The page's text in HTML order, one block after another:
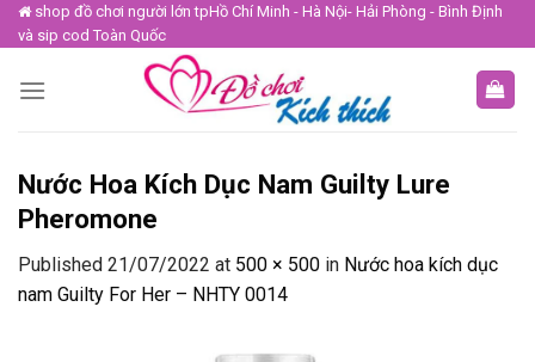
Skip
to
shop đồ chơi người lớn tpHồ Chí Minh - Hà Nội- Hải Phòng - Bình Định
và sip cod Toàn Quốc
Nước Hoa Kích Dục Nam Guilty Lure
Pheromone
Published 21/07/2022 at 500 × 500 in Nước hoa kích dục
nam Guilty For Her – NHTY 0014